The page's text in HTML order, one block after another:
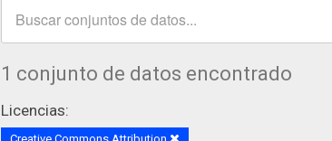
1 conjunto de datos encontrado
Licencias: